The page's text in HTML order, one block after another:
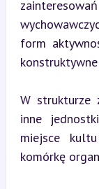
form
W strukturze
inne
miejsce
komórkę